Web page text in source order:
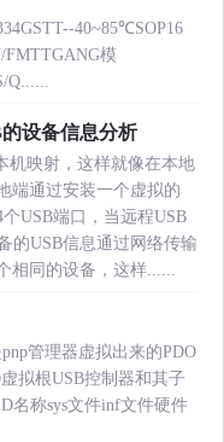
40~85℃SOP16
FMTTGANG模
Q......
设备信息分析
机映射，这样就像在本地
端通过安装一个虚拟的
个USB端口，当远程USB
的USB信息通过网络传输
相同的设备，这样......
管理器虚拟出来的PDO
拟根USB控制器和其子
名称sys文件inf文件硬件